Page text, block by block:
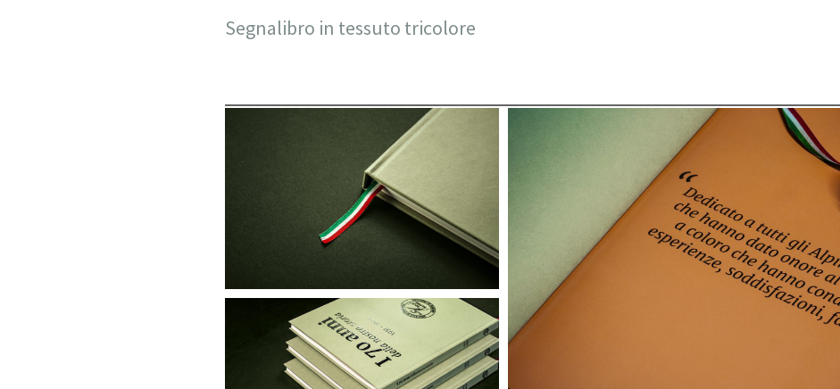
Segnalibro in tessuto tricolore